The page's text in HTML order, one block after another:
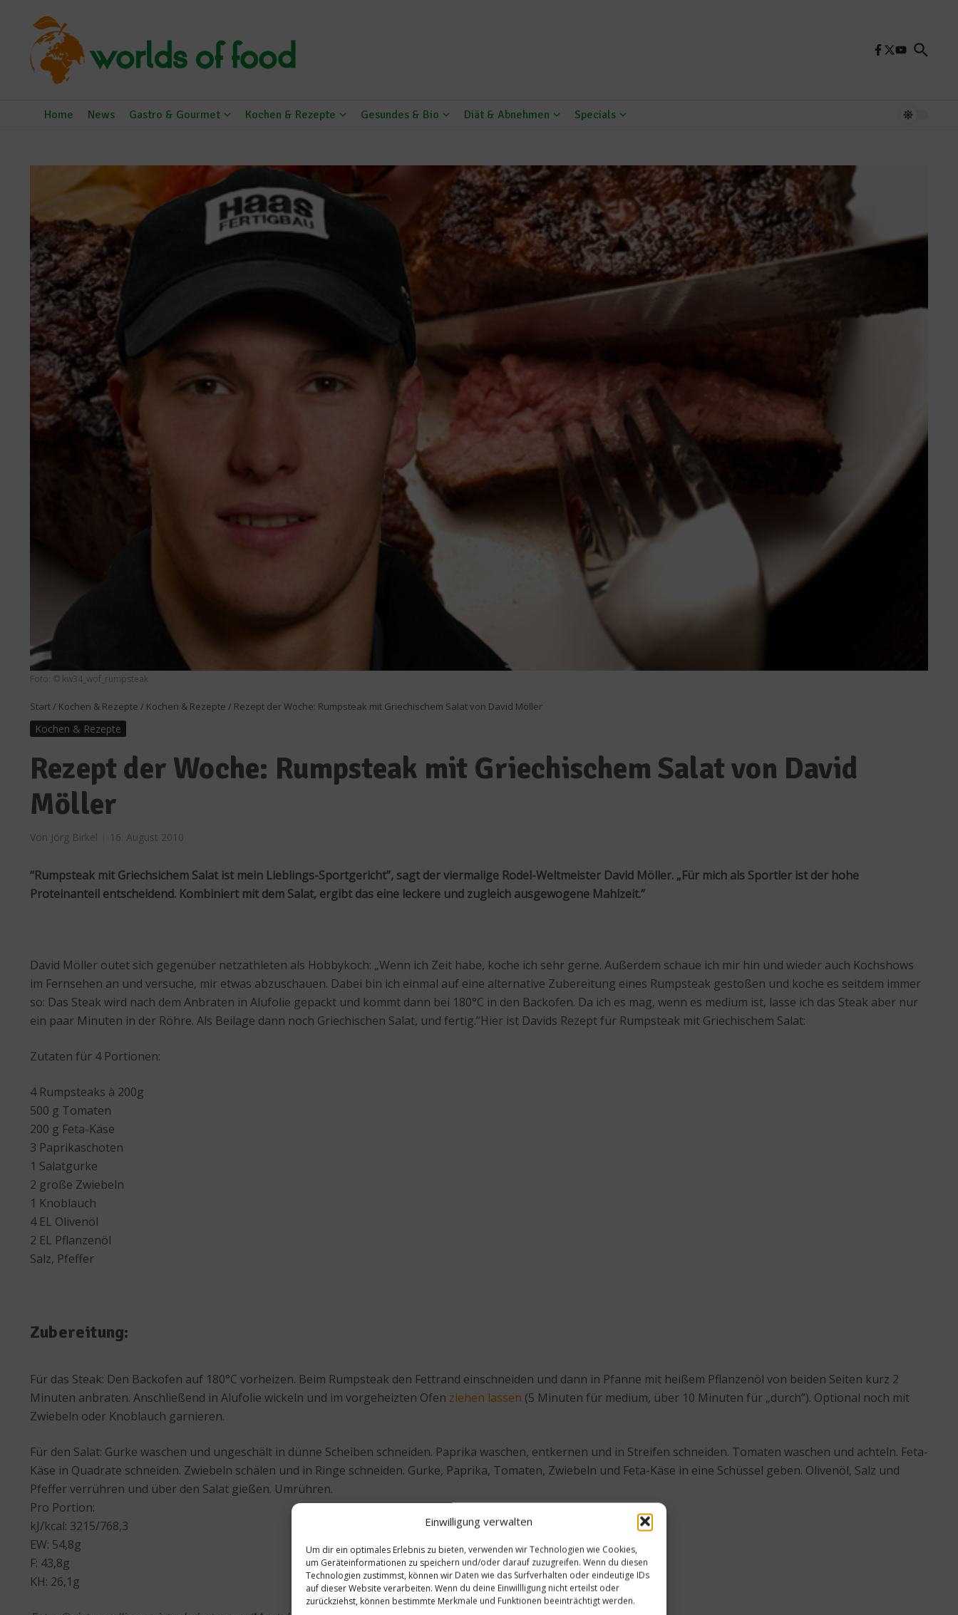
Einwilligung verwalten
Um dir ein optimales Erlebnis zu bieten, verwenden wir Technologien wie Cookies,
um Geräteinformationen zu speichern und/oder darauf zuzugreifen. Wenn du diesen
Technologien zustimmst, können wir Daten wie das Surfverhalten oder eindeutige IDs
auf dieser Website verarbeiten. Wenn du deine Einwillligung nicht erteilst oder
zurückziehst, können bestimmte Merkmale und Funktionen beeinträchtigt werden.
Home News Gastro & Gourmet Kochen & Rezepte Gesundes & Bio Diät & Abnehmen Specials
Foto: © kw34_wof_rumpsteak
Start/ Kochen & Rezepte / Kochen & Rezepte / Rezept der Woche: Rumpsteak mit Griechischem Salat von David Möller
Kochen & Rezepte
Rezept der Woche: Rumpsteak mit Griechischem Salat von David
Möller
Von Jörg Birkel 16. August 2010
“Rumpsteak mit Griechsichem Salat ist mein Lieblings-Sportgericht”, sagt der viermalige Rodel-Weltmeister David Möller. „Für mich als Sportler ist der hohe
Proteinanteil entscheidend. Kombiniert mit dem Salat, ergibt das eine leckere und zugleich ausgewogene Mahlzeit.”
David Möller outet sich gegenüber netzathleten als Hobbykoch: „Wenn ich Zeit habe, koche ich sehr gerne. Außerdem schaue ich mir hin und wieder auch Kochshows
im Fernsehen an und versuche, mir etwas abzuschauen. Dabei bin ich einmal auf eine alternative Zubereitung eines Rumpsteak gestoßen und koche es seitdem immer
so: Das Steak wird nach dem Anbraten in Alufolie gepackt und kommt dann bei 180°C in den Backofen. Da ich es mag, wenn es medium ist, lasse ich das Steak aber nur
ein paar Minuten in der Röhre. Als Beilage dann noch Griechischen Salat, und fertig.”Hier ist Davids Rezept für Rumpsteak mit Griechischem Salat:
Zutaten für 4 Portionen:
4 Rumpsteaks à 200g
500 g Tomaten
200 g Feta-Käse
3 Paprikaschoten
1 Salatgurke
2 große Zwiebeln
1 Knoblauch
4 EL Olivenöl
2 EL Pflanzenöl
Salz, Pfeffer
Zubereitung:
Für das Steak: Den Backofen auf 180°C vorheizen. Beim Rumpsteak den Fettrand einschneiden und dann in Pfanne mit heißem Pflanzenöl von beiden Seiten kurz 2
Minuten anbraten. Anschließend in Alufolie wickeln und im vorgeheizten Ofen ziehen lassen (5 Minuten für medium, über 10 Minuten für „durch”). Optional noch mit
Zwiebeln oder Knoblauch garnieren.
Für den Salat: Gurke waschen und ungeschält in dünne Scheiben schneiden. Paprika waschen, entkernen und in Streifen schneiden. Tomaten waschen und achteln. Feta-
Käse in Quadrate schneiden. Zwiebeln schälen und in Ringe schneiden. Gurke, Paprika, Tomaten, Zwiebeln und Feta-Käse in eine Schüssel geben. Olivenöl, Salz und
Pfeffer verrühren und über den Salat gießen. Umrühren.
Pro Portion:
kJ/kcal: 3215/768,3
EW: 54,8g
F: 43,8g
KH: 26,1g